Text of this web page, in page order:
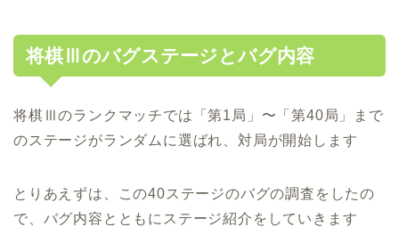
将棋Ⅲのバグステージとバグ内容
将棋Ⅲのランクマッチでは「第1局」〜「第40局」まで
のステージがランダムに選ばれ、対局が開始します
とりあえずは、この40ステージのバグの調査をしたの
で、バグ内容とともにステージ紹介をしていきます